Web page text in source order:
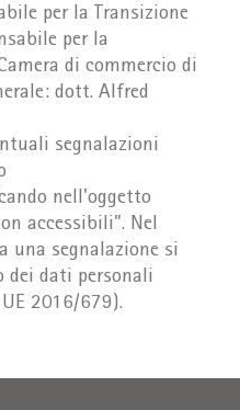
per la Transizione
per la
di commercio di
dott. Alfred
segnalazioni
nell'oggetto
accessibili". Nel
segnalazione si
dei dati personali
2016/679).